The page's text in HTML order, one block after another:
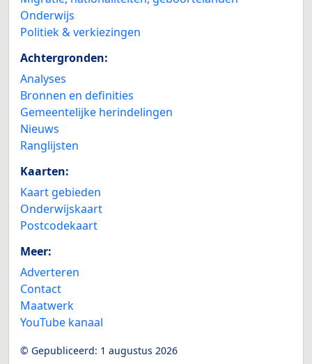
Onderwijs
Politiek & verkiezingen
Achtergronden:
Analyses
Bronnen en definities
Gemeentelijke herindelingen
Nieuws
Ranglijsten
Kaarten:
Kaart gebieden
Onderwijskaart
Postcodekaart
Meer:
Adverteren
Contact
Maatwerk
YouTube kanaal
© Gepubliceerd: 1 augustus 2026